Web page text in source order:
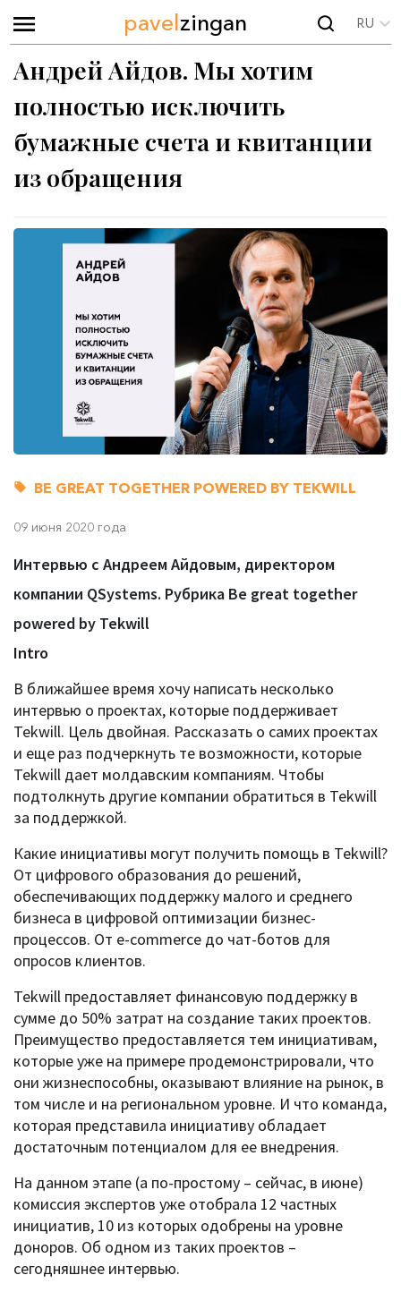
pavelzingan RU
BE GREAT TOGETHER POWERED BY TEKWILL
09 июня 2020 года
Андрей Айдов. Мы хотим
полностью исключить
бумажные счета и квитанции
из обращения
Интервью с Андреем Айдовым, директором
компании QSystems. Рубрика Be great together
powered by Tekwill
Intro
В ближайшее время хочу написать несколько
интервью о проектах, которые поддерживает
Tekwill. Цель двойная. Рассказать о самих проектах
и еще раз подчеркнуть те возможности, которые
Tekwill дает молдавским компаниям. Чтобы
подтолкнуть другие компании обратиться в Tekwill
за поддержкой.
Какие инициативы могут получить помощь в Tekwill?
От цифрового образования до решений,
обеспечивающих поддержку малого и среднего
бизнеса в цифровой оптимизации бизнес-
процессов. От e-commerce до чат-ботов для
опросов клиентов.
Tekwill предоставляет финансовую поддержку в
сумме до 50% затрат на создание таких проектов.
Преимущество предоставляется тем инициативам,
которые уже на примере продемонстрировали, что
они жизнеспособны, оказывают влияние на рынок, в
том числе и на региональном уровне. И что команда,
которая представила инициативу обладает
достаточным потенциалом для ее внедрения.
На данном этапе (а по-простому – сейчас, в июне)
комиссия экспертов уже отобрала 12 частных
инициатив, 10 из которых одобрены на уровне
доноров. Об одном из таких проектов –
сегодняшнее интервью.